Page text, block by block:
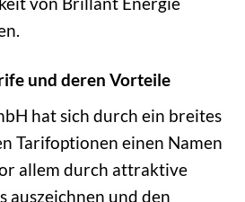
und deren Vorteile
hat sich durch ein breites
Tarifoptionen einen Namen
allem durch attraktive
auszeichnen und den